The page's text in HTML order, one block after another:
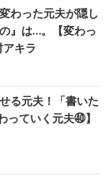
わった元夫が隠し
』は…。【変わっ
キラ
る元夫！「書いた
ていく元夫㊵】